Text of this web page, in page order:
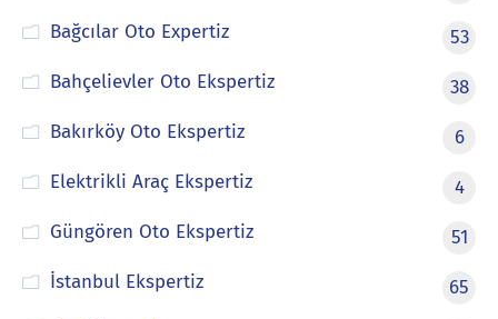
Bağcılar Oto Expertiz
53
Bahçelievler Oto Ekspertiz
38
Bakırköy Oto Ekspertiz
6
Elektrikli Araç Ekspertiz
4
Güngören Oto Ekspertiz
51
İstanbul Ekspertiz
65